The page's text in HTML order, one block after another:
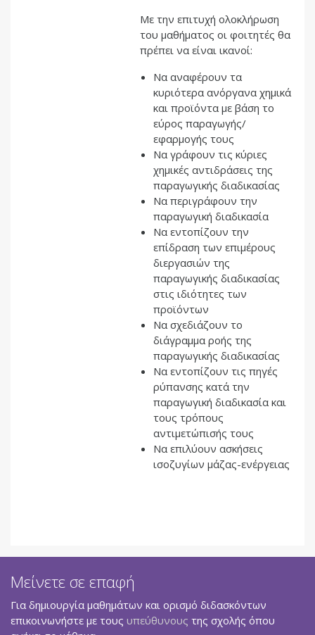
Με την επιτυχή ολοκλήρωση
του μαθήματος οι φοιτητές θα
πρέπει να είναι ικανοί:
Να αναφέρουν τα
κυριότερα ανόργανα χημικά
και προϊόντα με βάση το
εύρος παραγωγής/
εφαρμογής τους
Να γράφουν τις κύριες
χημικές αντιδράσεις της
παραγωγικής διαδικασίας
Να περιγράφουν την
παραγωγική διαδικασία
Να εντοπίζουν την
επίδραση των επιμέρους
διεργασιών της
παραγωγικής διαδικασίας
στις ιδιότητες των
προϊόντων
Να σχεδιάζουν το
διάγραμμα ροής της
παραγωγικής διαδικασίας
Να εντοπίζουν τις πηγές
ρύπανσης κατά την
παραγωγική διαδικασία και
τους τρόπους
αντιμετώπισής τους
Να επιλύουν ασκήσεις
ισοζυγίων μάζας-ενέργειας
Μείνετε σε επαφή
Για δημιουργία μαθημάτων και ορισμό διδασκόντων
επικοινωνήστε με τους υπεύθυνους της σχολής όπου